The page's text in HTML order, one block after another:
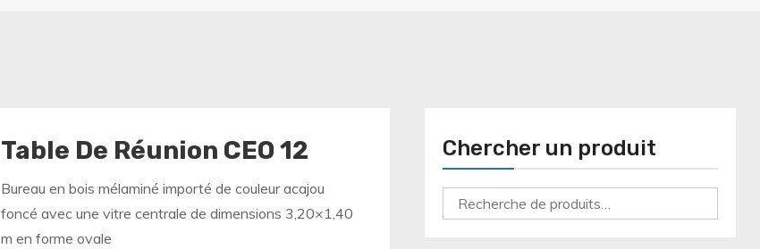
Table De Réunion CEO 12
Bureau en bois mélaminé importé de couleur acajou
foncé avec une vitre centrale de dimensions 3,20×1,40
m en forme ovale
Chercher un produit
Recherche
pour :